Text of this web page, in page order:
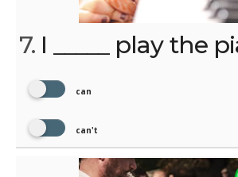
7. I _____ play the
can
can't